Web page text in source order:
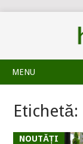
MENU
Etichetă:
NOUTĂȚI